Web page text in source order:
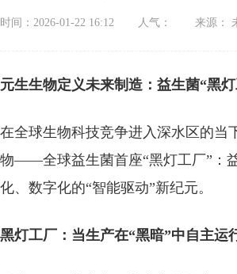
时间：2026-01-22 16:12 人气： 来源：
元生生物定义未来制造： 益生菌“黑
在全球生物科技竞争进入深水区的当
物——全球益生菌首座“黑灯工厂” ：
化、数字化的“智能驱动”新纪元。
黑灯工厂：当生产在“黑暗”中自主运